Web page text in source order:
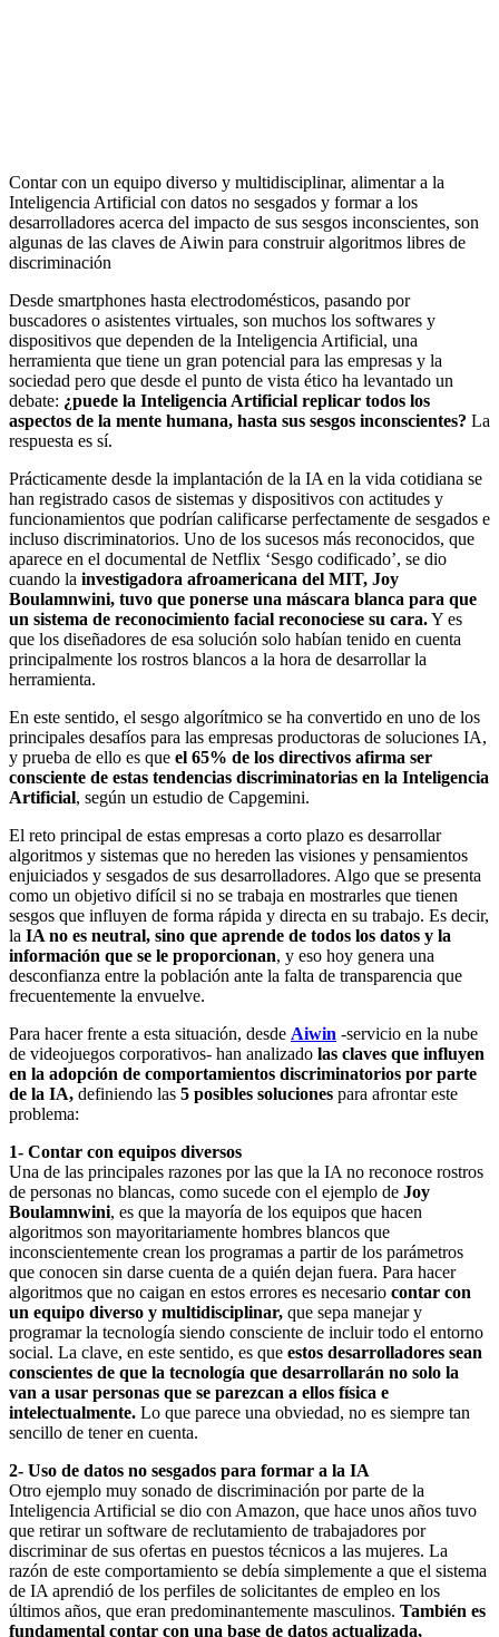
Contar con un equipo diverso y multidisciplinar, alimentar a la
Inteligencia Artificial con datos no sesgados y formar a los
desarrolladores acerca del impacto de sus sesgos inconscientes, son
algunas de las claves de Aiwin para construir algoritmos libres de
discriminación
Desde smartphones hasta electrodomésticos, pasando por
buscadores o asistentes virtuales, son muchos los softwares y
dispositivos que dependen de la Inteligencia Artificial, una
herramienta que tiene un gran potencial para las empresas y la
sociedad pero que desde el punto de vista ético ha levantado un
debate: ¿puede la Inteligencia Artificial replicar todos los
aspectos de la mente humana, hasta sus sesgos inconscientes? La
respuesta es sí.
Prácticamente desde la implantación de la IA en la vida cotidiana se
han registrado casos de sistemas y dispositivos con actitudes y
funcionamientos que podrían calificarse perfectamente de sesgados e
incluso discriminatorios. Uno de los sucesos más reconocidos, que
aparece en el documental de Netflix ‘Sesgo codificado’, se dio
cuando la investigadora afroamericana del MIT, Joy
Boulamnwini, tuvo que ponerse una máscara blanca para que
un sistema de reconocimiento facial reconociese su cara.Y es
que los diseñadores de esa solución solo habían tenido en cuenta
principalmente los rostros blancos a la hora de desarrollar la
herramienta.
En este sentido, el sesgo algorítmico se ha convertido en uno de los
principales desafíos para las empresas productoras de soluciones IA,
y prueba de ello es que el 65% de los directivos afirma ser
consciente de estas tendencias discriminatorias en la Inteligencia
Artificial, según un estudio de Capgemini.
El reto principal de estas empresas a corto plazo es desarrollar
algoritmos y sistemas que no hereden las visiones y pensamientos
enjuiciados y sesgados de sus desarrolladores. Algo que se presenta
como un objetivo difícil si no se trabaja en mostrarles que tienen
sesgos que influyen de forma rápida y directa en su trabajo. Es decir,
la IA no es neutral, sino que aprende de todos los datos y la
información que se le proporcionan, y eso hoy genera una
desconfianza entre la población ante la falta de transparencia que
frecuentemente la envuelve.
Para hacer frente a esta situación, desde Aiwin -servicio en la nube
de videojuegos corporativos- han analizado las claves que influyen
en la adopción de comportamientos discriminatorios por parte
de la IA, definiendo las 5 posibles soluciones para afrontar este
problema:
1- Contar con equipos diversos
Una de las principales razones por las que la IA no reconoce rostros
de personas no blancas, como sucede con el ejemplo de Joy
Boulamnwini, es que la mayoría de los equipos que hacen
algoritmos son mayoritariamente hombres blancos que
inconscientemente crean los programas a partir de los parámetros
que conocen sin darse cuenta de a quién dejan fuera. Para hacer
algoritmos que no caigan en estos errores es necesario contar con
un equipo diverso y multidisciplinar, que sepa manejar y
programar la tecnología siendo consciente de incluir todo el entorno
social. La clave, en este sentido, es que estos desarrolladores sean
conscientes de que la tecnología que desarrollarán no solo la
van a usar personas que se parezcan a ellos física e
intelectualmente. Lo que parece una obviedad, no es siempre tan
sencillo de tener en cuenta.
2- Uso de datos no sesgados para formar a la IA
Otro ejemplo muy sonado de discriminación por parte de la
Inteligencia Artificial se dio con Amazon, que hace unos años tuvo
que retirar un software de reclutamiento de trabajadores por
discriminar de sus ofertas en puestos técnicos a las mujeres. La
razón de este comportamiento se debía simplemente a que el sistema
de IA aprendió de los perfiles de solicitantes de empleo en los
últimos años, que eran predominantemente masculinos. También es
fundamental contar con una base de datos actualizada,